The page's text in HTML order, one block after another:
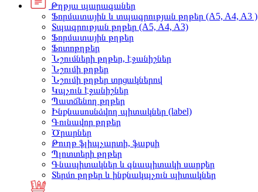
Թղթյա պարագաներ
Ֆորմատային և տպագրության թղթեր (A5, A4, A3 )
Տպագրության թղթեր (A5, A4, A3)
Ֆորմատային թղթեր
Ֆոտոթղթեր
Նշումների թղթեր, էջանիշներ
Նշումի թղթեր
Նշումի թղթեր տրցակներով
Կպչուն էջանիշներ
Պատճենող թղթեր
Ինքնասոսնձվող պիտակներ (label)
Գունավոր թղթեր
Ծրարներ
Թուղթ ֆլիպչարտի, ֆաքսի
Պլոտտերի թղթեր
Գնապիտակներ և գնապիտակի սարքեր
Տերմո թղթեր և ինքնակպչուն պիտակներ